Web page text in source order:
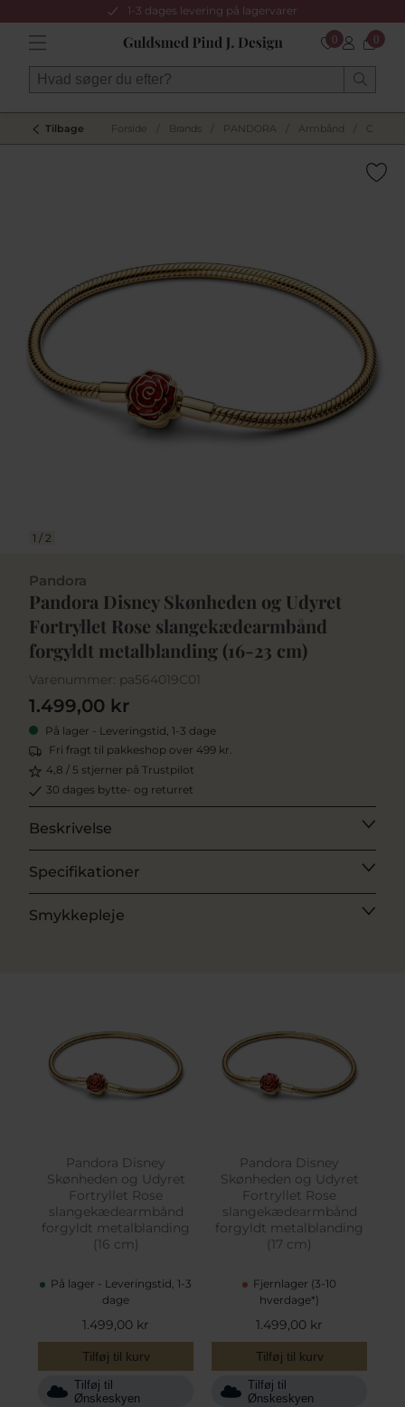
1-3 dages levering på lagervarer
0 0
Tilbage Forside Brands PANDORA Armbånd
1 / 2
Pandora
Pandora Disney Skønheden og Udyret
Fortryllet Rose slangekædearmbånd
forgyldt metalblanding (16-23 cm)
Varenummer: pa564019C01
1.499,00 kr
På lager - Leveringstid, 1-3 dage
Fri fragt til pakkeshop over 499 kr.
4,8 / 5 stjerner på Trustpilot
30 dages bytte- og returret
Beskrivelse
Specifikationer
Smykkepleje
Pandora Disney
Skønheden og Udyret
Fortryllet Rose
slangekædearmbånd
forgyldt metalblanding
(16 cm)
På lager - Leveringstid, 1-3
dage
1.499,00 kr
Tilføj til kurv
Tilføj til
Ønskeskyen
Pandora Disney
Skønheden og Udyret
Fortryllet Rose
slangekædearmbånd
forgyldt metalblanding
(17 cm)
Fjernlager (3-10
hverdage*)
1.499,00 kr
Tilføj til kurv
Tilføj til
Ønskeskyen